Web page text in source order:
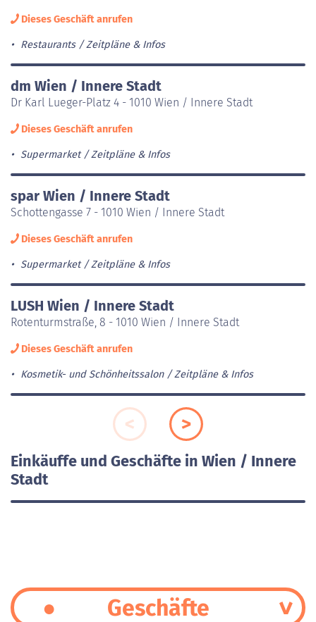
Dieses Geschäft anrufen
Restaurants Zeitpläne & Infos
dm Wien / Innere Stadt
Dr Karl Lueger-Platz 4 - 1010 Wien / Innere Stadt
Dieses Geschäft anrufen
Supermarket Zeitpläne & Infos
spar Wien / Innere Stadt
Schottengasse 7 - 1010 Wien / Innere Stadt
Dieses Geschäft anrufen
Supermarket Zeitpläne & Infos
LUSH Wien / Innere Stadt
Rotenturmstraße, 8 - 1010 Wien / Innere Stadt
Dieses Geschäft anrufen
Kosmetik- und Schönheitssalon Zeitpläne & Infos
Einkäuffe und Geschäfte in Wien / Innere
Stadt
Geschäfte